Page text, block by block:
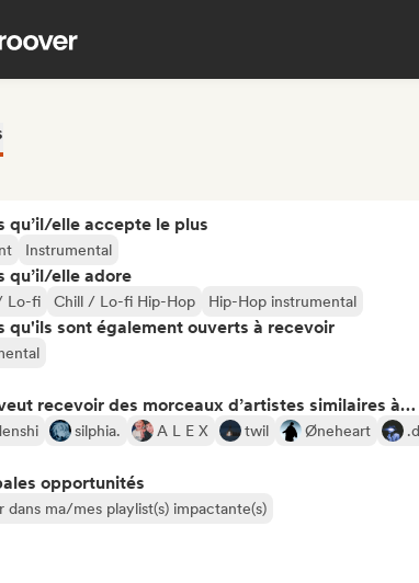
qu’il/elle accepte le plus
Instrumental
qu’il/elle adore
Lo-fi Chill / Lo-fi Hip-Hop Hip-Hop instrumental
qu'ils sont également ouverts à recevoir
recevoir des morceaux d’artistes similaires à…
silphia. A L E X twil Øneheart
opportunités
dans ma/mes playlist(s) impactante(s)